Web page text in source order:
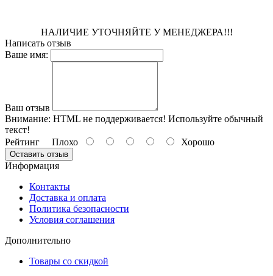
НАЛИЧИЕ УТОЧНЯЙТЕ У МЕНЕДЖЕРА!!!
Написать отзыв
Ваше имя:
Ваш отзыв
Внимание: HTML не поддерживается! Используйте обычный
текст!
Рейтинг Плохо Хорошо
Оставить отзыв
Информация
Контакты
Доставка и оплата
Политика безопасности
Условия соглашения
Дополнительно
Товары со скидкой